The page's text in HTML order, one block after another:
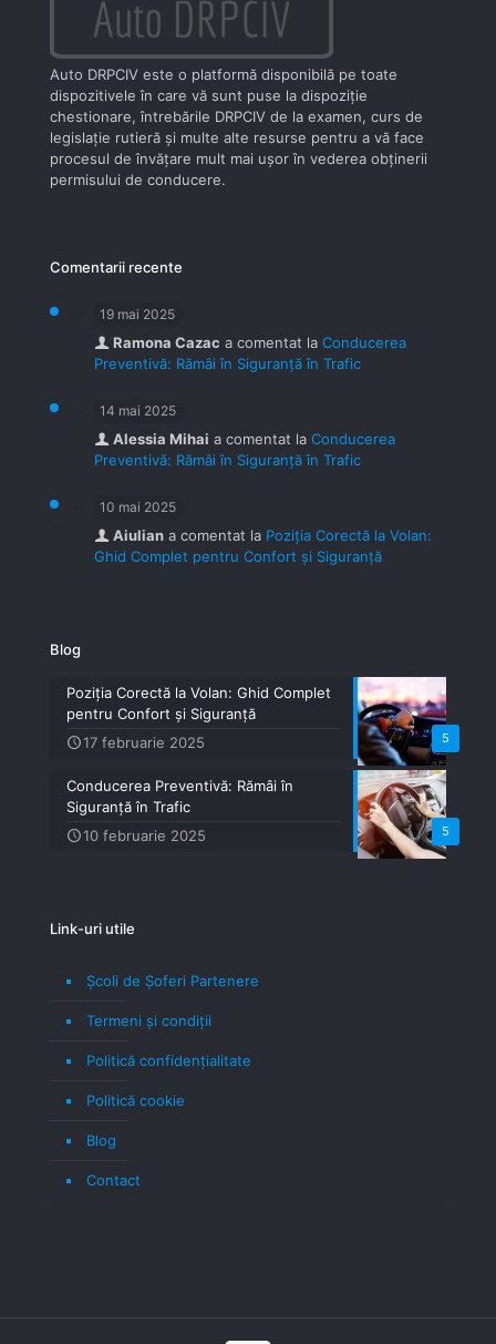
Auto DRPCIV este o platformă disponibilă pe toate
dispozitivele în care vă sunt puse la dispoziţie
chestionare, întrebările DRPCIV de la examen, curs de
legislaţie rutieră şi multe alte resurse pentru a vă face
procesul de învăţare mult mai uşor în vederea obţinerii
permisului de conducere.
Comentarii recente
19 mai 2025
Ramona Cazac a comentat la Conducerea
Preventivă: Rămâi în Siguranță în Trafic
14 mai 2025
Alessia Mihai a comentat la Conducerea
Preventivă: Rămâi în Siguranță în Trafic
10 mai 2025
Aiulian a comentat la Poziția Corectă la Volan:
Ghid Complet pentru Confort și Siguranță
Blog
5
Poziția Corectă la Volan: Ghid Complet
pentru Confort și Siguranță
17 februarie 2025
5
Conducerea Preventivă: Rămâi în
Siguranță în Trafic
10 februarie 2025
Link-uri utile
Școli de Șoferi Partenere
Termeni şi condiţii
Politică confidenţialitate
Politică cookie
Blog
Contact